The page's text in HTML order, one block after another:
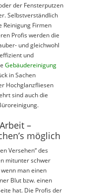
der Fensterputzen
Selbstverständlich
Reinigung Firmen
Profis werden die
und gleichwohl
und
Gebäudereinigung
in Sachen
Hochglanzfliesen
sind auch die
–
möglich
Versehen“ des
mitunter schwer
man einen
Blut bzw. einen
hat. Die Profis der